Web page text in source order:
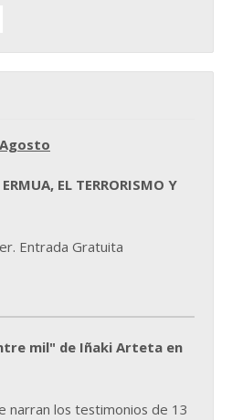
EL TERRORISMO Y
Entrada Gratuita
mil" de Iñaki Arteta en
narran los testimonios de 13